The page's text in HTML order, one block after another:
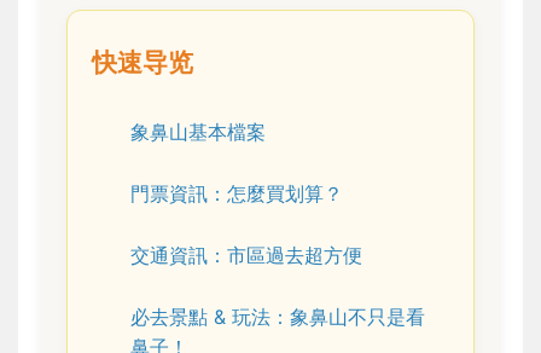
快速导览
象鼻山基本檔案
門票資訊：怎麼買划算？
交通資訊：市區過去超方便
必去景點 & 玩法：象鼻山不只是看
鼻子！